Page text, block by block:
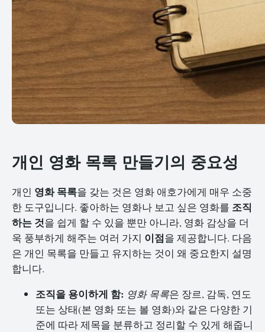
개인 영화 목록 만들기의 중요성
개인 영화 목록을 갖는 것은 영화 애호가에게 매우 소중
한 도구입니다. 좋아하는 영화나 보고 싶은 영화를 조직
하는 것을 쉽게 할 수 있을 뿐만 아니라, 영화 감상을 더
욱 풍부하게 해주는 여러 가지 이점을 제공합니다. 다음
은 개인 목록을 만들고 유지하는 것이 왜 중요한지 설명
합니다.
조직을 용이하게 함: 영화 목록은 장르, 감독, 연도
또는 상태(본 영화 또는 볼 영화)와 같은 다양한 기
준에 따라 제목을 분류하고 정리할 수 있게 해줍니